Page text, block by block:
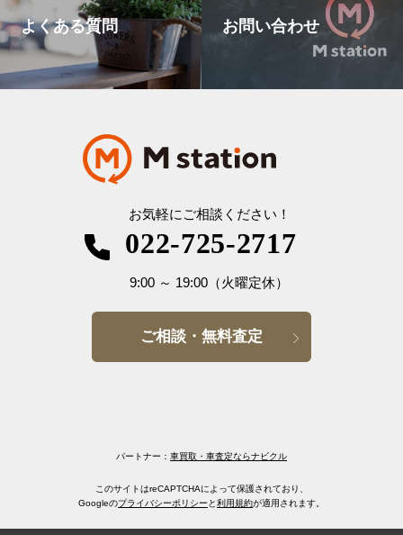
よくある質問 お問い合わせ
お気軽にご相談ください！
022-725-2717
9:00～ 19:00（火曜定休）
ご相談・無料査定
パートナー： 車買取・車査定ならナビクル
このサイトはreCAPTCHAによって保護されており、
Googleのプライバシーポリシー と利用規約が適用されます。